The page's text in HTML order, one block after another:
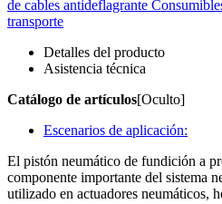
de cables antideflagrante
transporte
Detalles del producto
Asistencia técnica
Catálogo de artículos[Oculto]
Escenarios de aplicación:
El pistón neumático de fundición a
componente importante del sistema
utilizado en actuadores neumáticos,